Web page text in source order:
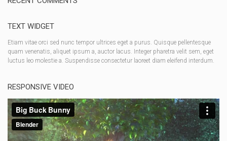
TEXT WIDGET
Etiam vitae orci sed nunc tempor ultrices eget a purus. Quisque pellentesque
quam venenatis, aliquet ipsum a, auctor lacus. Integer pharetra velit sem, eget
luctus leo molestie a. Suspendisse consectetur laoreet diam eleifend interdum.
RESPONSIVE VIDEO